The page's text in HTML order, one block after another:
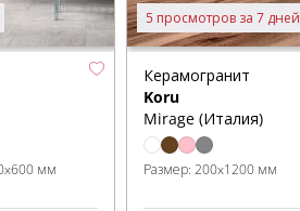
мм
5 просмотров за 7 дней
Керамогранит
Koru
Mirage (Италия)
Размер:200x1200 мм